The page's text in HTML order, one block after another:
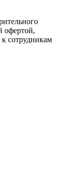
офертой,
сотрудникам